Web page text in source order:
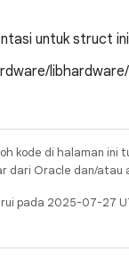
untuk struct
kode di halaman ini
dari Oracle dan/atau
pada 2025-07-27